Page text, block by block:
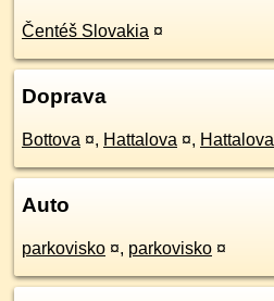
Čentéš Slovakia ¤
Doprava
Bottova ¤, Hattalova ¤, Hattalova
Auto
parkovisko ¤, parkovisko ¤